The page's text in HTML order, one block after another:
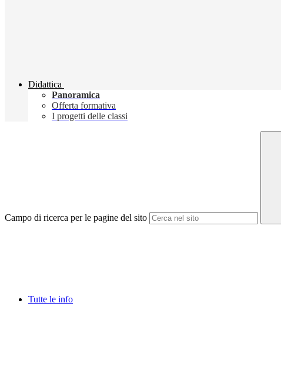
Didattica
Panoramica
Offerta formativa
I progetti delle classi
Campo di ricerca per le pagine del sito
Tutte le info